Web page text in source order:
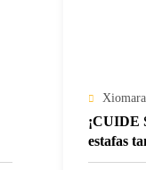
¡CUIDE
estafas